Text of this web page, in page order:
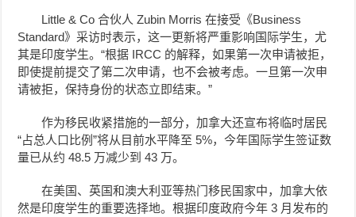
Little & Co 合伙人 Zubin Morris 在接受《Business
Standard》采访时表示，这一更新将严重影响国际学生，尤
其是印度学生。“根据 IRCC 的解释，如果第一次申请被拒，
即使提前提交了第二次申请，也不会被考虑。一旦第一次申
请被拒，保持身份的状态立即结束。”
作为移民收紧措施的一部分，加拿大还宣布将临时居民
“占总人口比例”将从目前水平降至 5%，今年国际学生签证数
量已从约 48.5 万减少到 43 万。
在美国、英国和澳大利亚等热门移民国家中，加拿大依
然是印度学生的重要选择地。根据印度政府今年 3 月发布的